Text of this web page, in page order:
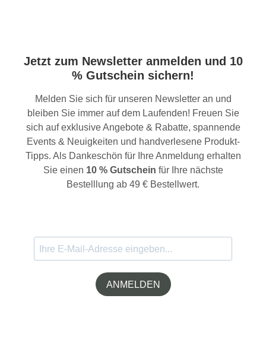
Jetzt zum Newsletter anmelden und 10
% Gutschein sichern!
Melden Sie sich für unseren Newsletter an und
bleiben Sie immer auf dem Laufenden! Freuen Sie
sich auf exklusive Angebote & Rabatte, spannende
Events & Neuigkeiten und handverlesene Produkt-
Tipps. Als Dankeschön für Ihre Anmeldung erhalten
Sie einen 10 % Gutschein für Ihre nächste
Bestelllung ab 49 € Bestellwert.
ANMELDEN